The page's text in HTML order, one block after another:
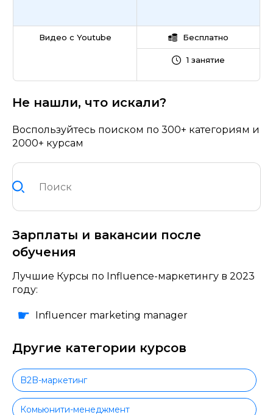
Видео с Youtube Бесплатно
1 занятие
Не нашли, что искали?
Воспользуйтесь поиском по 300+ категориям и
2000+ курсам
Зарплаты и вакансии после
обучения
Лучшие Курсы по Influence-маркетингу в 2023
году:
Influencer marketing manager
Другие категории курсов
B2B-маркетинг
Комьюнити-менеджмент